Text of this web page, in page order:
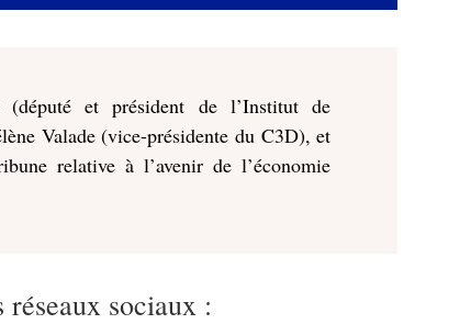
(député et président de l’Institut de
Valade (vice-présidente du C3D), et
relative à l’avenir de l’économie
sociaux :